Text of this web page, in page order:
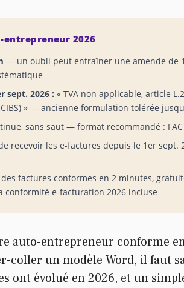
entrepreneur 2026
— un oubli peut entraîner une amende de
sept. 2026 : « TVA non applicable, article
» — ancienne formulation tolérée
sans saut — format recommandé :
recevoir les e-factures depuis le 1er sept.
factures conformes en 2 minutes,
e-facturation 2026 incluse
auto-entrepreneur conforme
coller un modèle Word, il faut
ont évolué en 2026, et un